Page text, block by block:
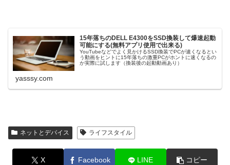
15年落ちのDELL E4300をSSD換装して爆速起動
可能にする(無料アプリ使用で出来る)
YouTubeなどでよく見かけるSSD換装でPCが速くなるとい
う動画をヒントに15年落ちの激重PCがホントに速くなるの
か実際に試します（換装後の起動動画あり）
yasssy.com
ネットとデバイス ライフスタイル
X Facebook LINE コピー